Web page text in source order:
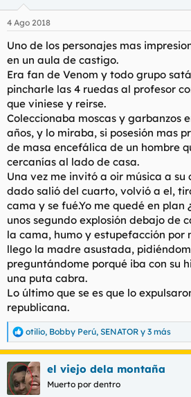
Ya en adolescencia he ido con ellos
a liar a mí y deje de ir con ellos a
tenido tanta suerte y ha pillado lo suyo
son uno de los cánceres de España.
4 Ago 2018
Uno de los personajes mas
en un aula de castigo.
Era fan de Venom y todo grupo
pincharle las 4 ruedas al profesor
que viniese y reirse.
Coleccionaba moscas y garbanzos
años, y lo miraba, si posesión mas
de masa encefálica de un hombre
cercanías al lado de casa.
Una vez me invitó a oir música a su
dado salió del cuarto, volvió a el,
cama y se fué.Yo me quedé en plan
unos segundo explosión debajo de
la cama, humo y estupefacción por
llego la madre asustada,
preguntándome porqué iba con su
una puta cabra.
Lo último que se es que lo
republicana.
R
e
a
c
c
i
otilio, Bobby Perú, SENATOR y 3 más
el viejo dela montaña
Muerto por dentro